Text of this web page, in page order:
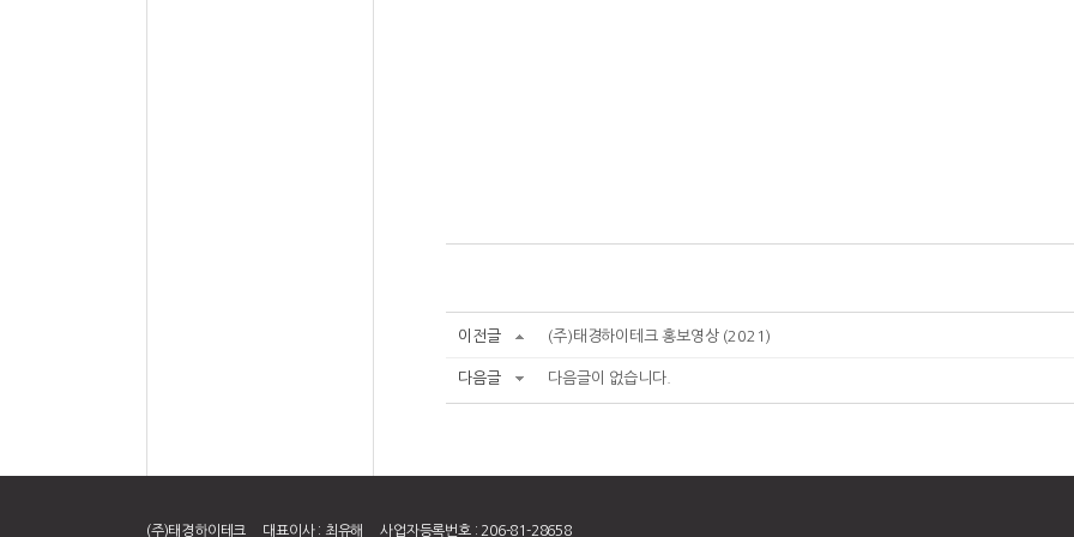
이전글 (주)태경하이테크 홍보영상 (2021)
다음글 다음글이 없습니다.
(주)태경하이테크 대표이사 : 최유해 사업자등록번호 : 206-81-28658